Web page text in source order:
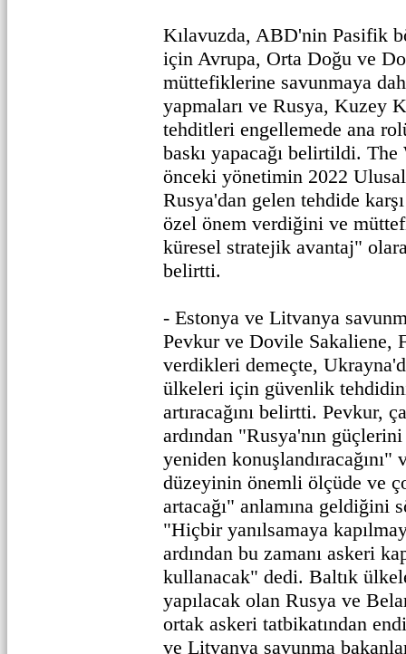
Kılavuzda, ABD'nin Pasifik
için Avrupa, Orta Doğu ve
müttefiklerine savunmaya
yapmaları ve Rusya, Kuzey
tehditleri engellemede ana
baskı yapacağı belirtildi.
önceki yönetimin 2022
Rusya'dan gelen tehdide
özel önem verdiğini ve
küresel stratejik avantaj"
belirtti.
- Estonya ve Litvanya
Pevkur ve Dovile Sakaliene,
verdikleri demeçte,
ülkeleri için güvenlik
artıracağını belirtti. Pevkur,
ardından "Rusya'nın
yeniden
düzeyinin önemli ölçüde ve
artacağı" anlamına geldiğini
"Hiçbir yanılsamaya
ardından bu zamanı askeri
kullanacak" dedi. Baltık
yapılacak olan Rusya ve
ortak askeri tatbikatından
ve Litvanya savunma